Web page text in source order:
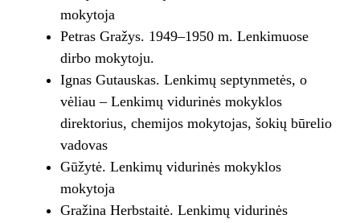
mokytoja
Petras Gražys. 1949–1950 m. Lenkimuose
dirbo mokytoju.
Ignas Gutauskas. Lenkimų septynmetės, o
vėliau – Lenkimų vidurinės mokyklos
direktorius, chemijos mokytojas, šokių būrelio
vadovas
Gūžytė. Lenkimų vidurinės mokyklos
mokytoja
Gražina Herbstaitė. Lenkimų vidurinės